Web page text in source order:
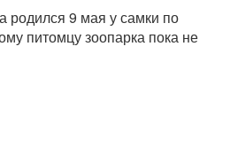
родился 9 мая у самки по
питомцу зоопарка пока не